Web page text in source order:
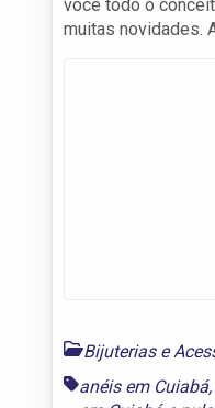
você todo o
muitas novidades.
Bijuterias e
anéis em Cuiabá,